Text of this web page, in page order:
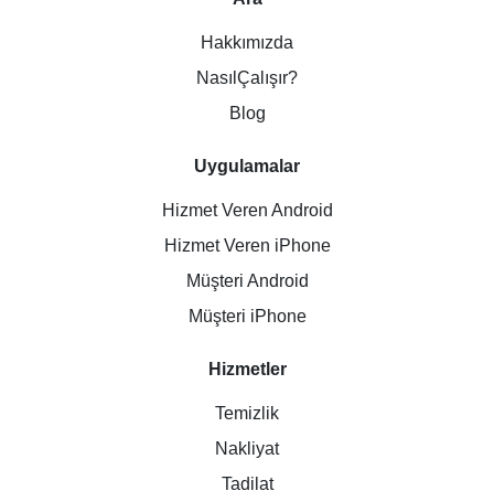
Hakkımızda
NasılÇalışır?
Blog
Uygulamalar
Hizmet Veren Android
Hizmet Veren iPhone
Müşteri Android
Müşteri iPhone
Hizmetler
Temizlik
Nakliyat
Tadilat